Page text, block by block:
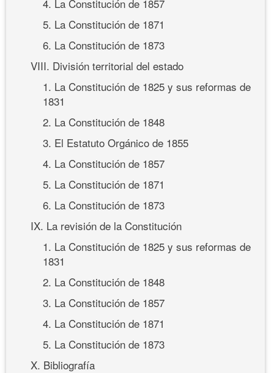
4. La Constitución de 1857
5. La Constitución de 1871
6. La Constitución de 1873
VIII. División territorial del estado
1. La Constitución de 1825 y sus reformas de
1831
2. La Constitución de 1848
3. El Estatuto Orgánico de 1855
4. La Constitución de 1857
5. La Constitución de 1871
6. La Constitución de 1873
IX. La revisión de la Constitución
1. La Constitución de 1825 y sus reformas de
1831
2. La Constitución de 1848
3. La Constitución de 1857
4. La Constitución de 1871
5. La Constitución de 1873
X. Bibliografía